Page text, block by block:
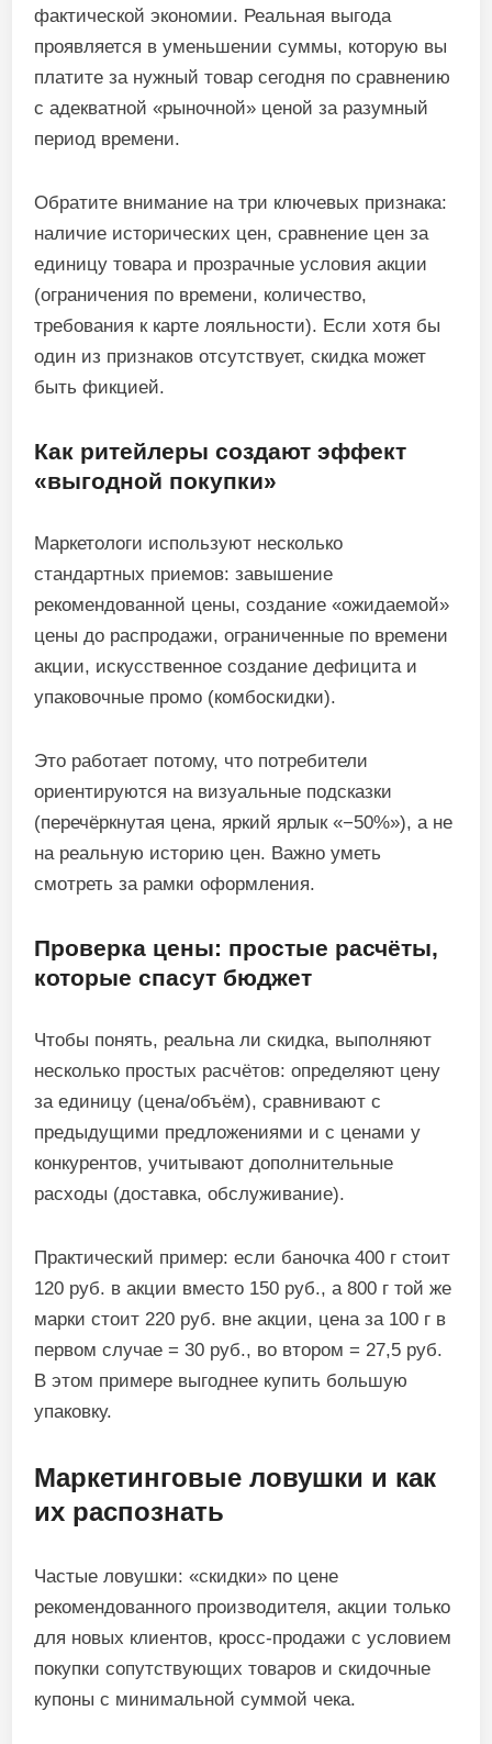
фактической экономии. Реальная выгода
проявляется в уменьшении суммы, которую вы
платите за нужный товар сегодня по сравнению
с адекватной «рыночной» ценой за разумный
период времени.
Обратите внимание на три ключевых признака:
наличие исторических цен, сравнение цен за
единицу товара и прозрачные условия акции
(ограничения по времени, количество,
требования к карте лояльности). Если хотя бы
один из признаков отсутствует, скидка может
быть фикцией.
Как ритейлеры создают эффект
«выгодной покупки»
Маркетологи используют несколько
стандартных приемов: завышение
рекомендованной цены, создание «ожидаемой»
цены до распродажи, ограниченные по времени
акции, искусственное создание дефицита и
упаковочные промо (комбоскидки).
Это работает потому, что потребители
ориентируются на визуальные подсказки
(перечёркнутая цена, яркий ярлык «−50%»), а не
на реальную историю цен. Важно уметь
смотреть за рамки оформления.
Проверка цены: простые расчёты,
которые спасут бюджет
Чтобы понять, реальна ли скидка, выполняют
несколько простых расчётов: определяют цену
за единицу (цена/объём), сравнивают с
предыдущими предложениями и с ценами у
конкурентов, учитывают дополнительные
расходы (доставка, обслуживание).
Практический пример: если баночка 400 г стоит
120 руб. в акции вместо 150 руб., а 800 г той же
марки стоит 220 руб. вне акции, цена за 100 г в
первом случае = 30 руб., во втором = 27,5 руб.
В этом примере выгоднее купить большую
упаковку.
Маркетинговые ловушки и как
их распознать
Частые ловушки: «скидки» по цене
рекомендованного производителя, акции только
для новых клиентов, кросс‑продажи с условием
покупки сопутствующих товаров и скидочные
купоны с минимальной суммой чека.